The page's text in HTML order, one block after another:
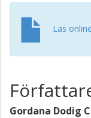
understood as
natural sciences;
between
modeling and
Läs
Gordana Dodig